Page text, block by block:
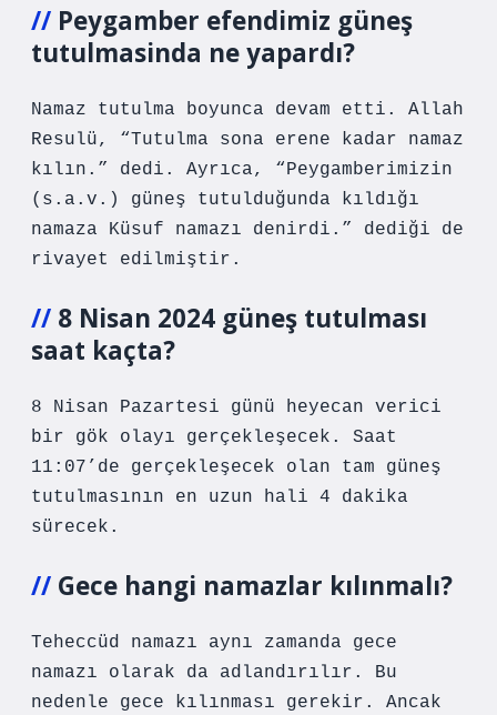
Peygamber efendimiz güneş
tutulmasinda ne yapardı?
Namaz tutulma boyunca devam etti. Allah
Resulü, “Tutulma sona erene kadar namaz
kılın.” dedi. Ayrıca, “Peygamberimizin
(s.a.v.) güneş tutulduğunda kıldığı
namaza Küsuf namazı denirdi.” dediği de
rivayet edilmiştir.
8 Nisan 2024 güneş tutulması
saat kaçta?
8 Nisan Pazartesi günü heyecan verici
bir gök olayı gerçekleşecek. Saat
11:07’de gerçekleşecek olan tam güneş
tutulmasının en uzun hali 4 dakika
sürecek.
Gece hangi namazlar kılınmalı?
Teheccüd namazı aynı zamanda gece
namazı olarak da adlandırılır. Bu
nedenle gece kılınması gerekir. Ancak